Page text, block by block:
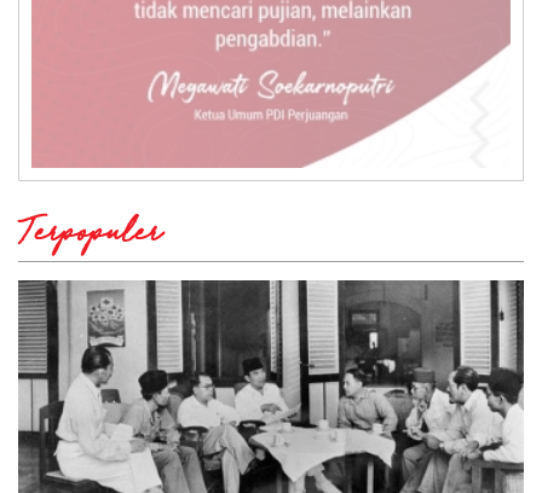
Terpopuler